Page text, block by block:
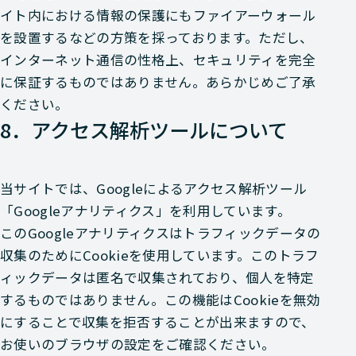
イト内における情報の保護にもファイアーウォール
を設置するなどの方策を採っております。ただし、
インターネット通信の性格上、セキュリティを完全
に保証するものではありません。あらかじめご了承
ください。
8．アクセス解析ツールについて
当サイトでは、Googleによるアクセス解析ツール
「Googleアナリティクス」を利用しています。
このGoogleアナリティクスはトラフィックデータの
収集のためにCookieを使用しています。このトラフ
ィックデータは匿名で収集されており、個人を特定
するものではありません。この機能はCookieを無効
にすることで収集を拒否することが出来ますので、
お使いのブラウザの設定をご確認ください。